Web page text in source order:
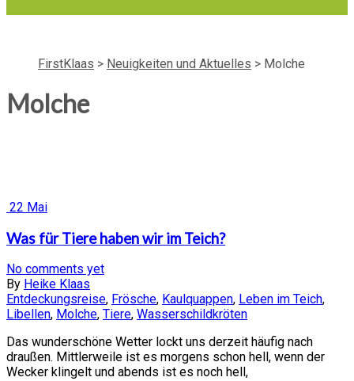
FirstKlaas > Neuigkeiten und Aktuelles > Molche
Molche
22 Mai
Was für Tiere haben wir im Teich?
No comments yet
By Heike Klaas
Entdeckungsreise, Frösche, Kaulquappen, Leben im Teich,
Libellen, Molche, Tiere, Wasserschildkröten
Das wunderschöne Wetter lockt uns derzeit häufig nach
draußen. Mittlerweile ist es morgens schon hell, wenn der
Wecker klingelt und abends ist es noch hell,